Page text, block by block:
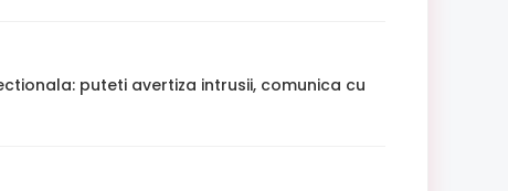
puteti avertiza intrusii, comunica cu